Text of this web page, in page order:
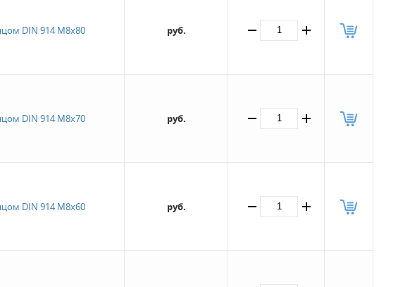
DIN 914 M8x80 руб.
DIN 914 M8x70 руб.
DIN 914 M8x60 руб.